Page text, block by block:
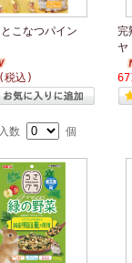
こなつパイン
(税込)
数 個
完